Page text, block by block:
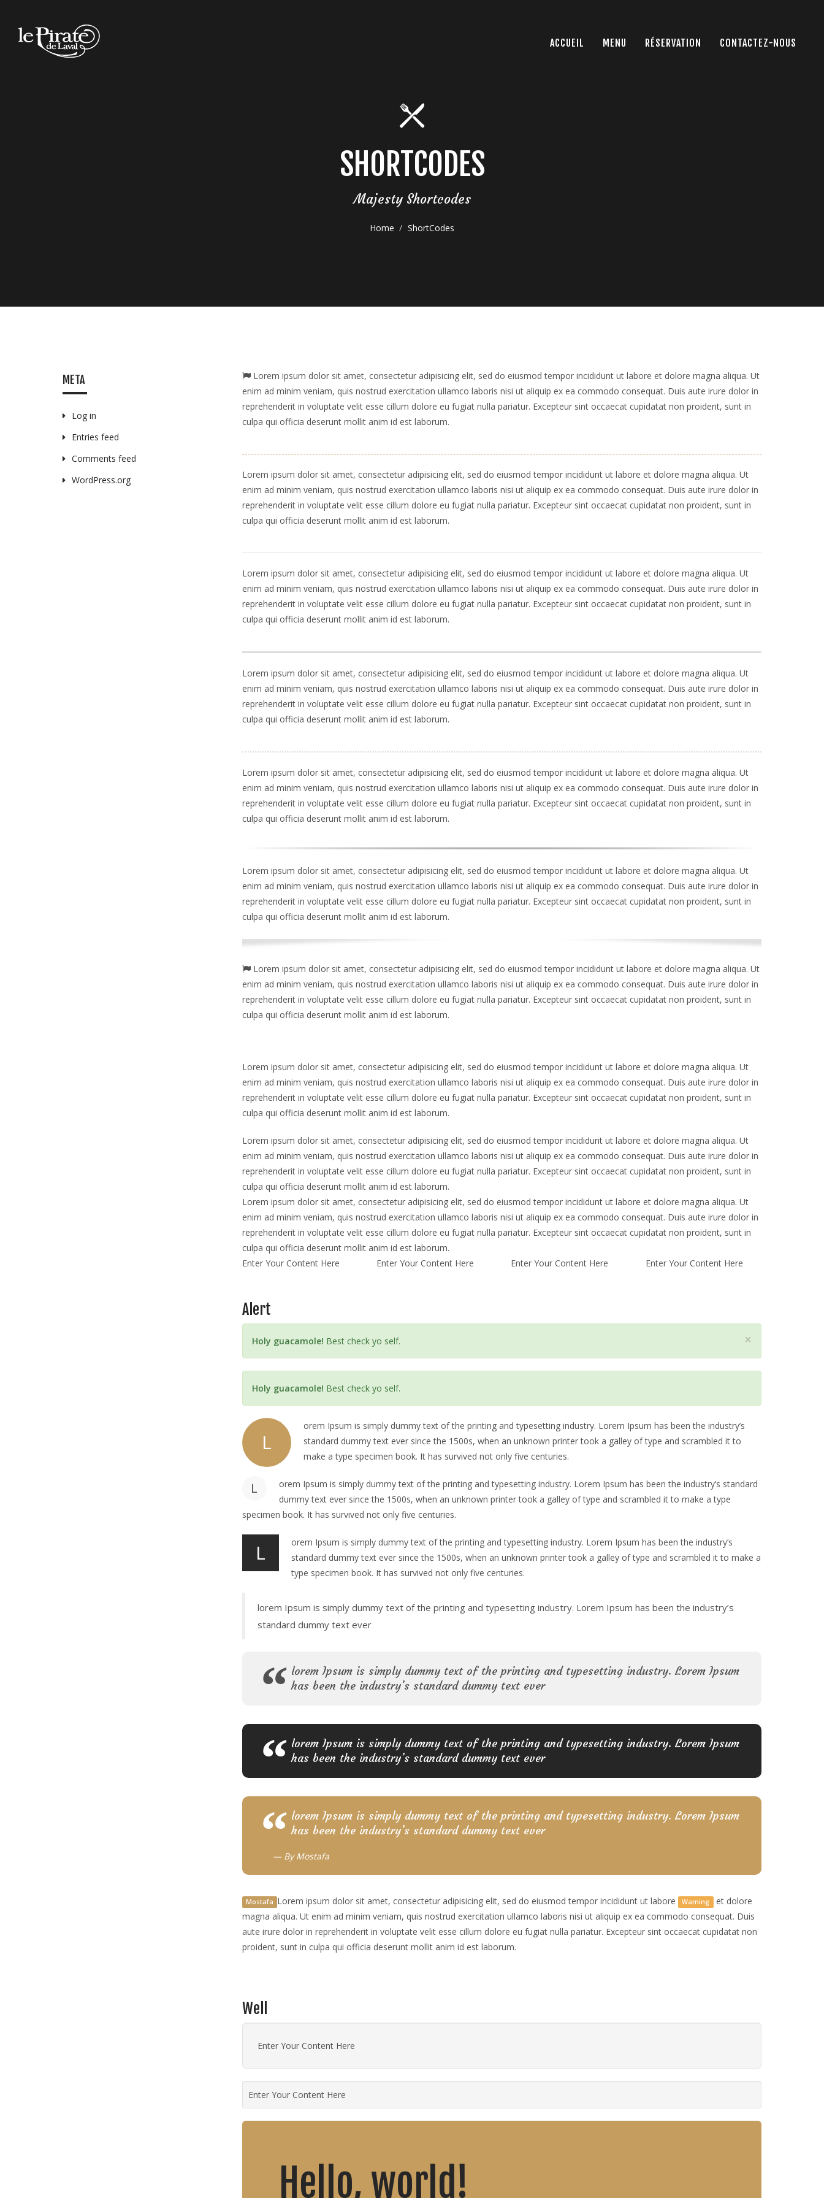
SHORTCODES
Majesty Shortcodes
Home ShortCodes
ACCUEIL MENU RÉSERVATION CONTACTEZ-NOUS
META
Log in
Entries feed
Comments feed
WordPress.org
Lorem ipsum dolor sit amet, consectetur adipisicing elit, sed do eiusmod tempor incididunt ut labore et dolore magna aliqua. Ut
enim ad minim veniam, quis nostrud exercitation ullamco laboris nisi ut aliquip ex ea commodo consequat. Duis aute irure dolor in
reprehenderit in voluptate velit esse cillum dolore eu fugiat nulla pariatur. Excepteur sint occaecat cupidatat non proident, sunt in
culpa qui officia deserunt mollit anim id est laborum.
Lorem ipsum dolor sit amet, consectetur adipisicing elit, sed do eiusmod tempor incididunt ut labore et dolore magna aliqua. Ut
enim ad minim veniam, quis nostrud exercitation ullamco laboris nisi ut aliquip ex ea commodo consequat. Duis aute irure dolor in
reprehenderit in voluptate velit esse cillum dolore eu fugiat nulla pariatur. Excepteur sint occaecat cupidatat non proident, sunt in
culpa qui officia deserunt mollit anim id est laborum.
Lorem ipsum dolor sit amet, consectetur adipisicing elit, sed do eiusmod tempor incididunt ut labore et dolore magna aliqua. Ut
enim ad minim veniam, quis nostrud exercitation ullamco laboris nisi ut aliquip ex ea commodo consequat. Duis aute irure dolor in
reprehenderit in voluptate velit esse cillum dolore eu fugiat nulla pariatur. Excepteur sint occaecat cupidatat non proident, sunt in
culpa qui officia deserunt mollit anim id est laborum.
Lorem ipsum dolor sit amet, consectetur adipisicing elit, sed do eiusmod tempor incididunt ut labore et dolore magna aliqua. Ut
enim ad minim veniam, quis nostrud exercitation ullamco laboris nisi ut aliquip ex ea commodo consequat. Duis aute irure dolor in
reprehenderit in voluptate velit esse cillum dolore eu fugiat nulla pariatur. Excepteur sint occaecat cupidatat non proident, sunt in
culpa qui officia deserunt mollit anim id est laborum.
Lorem ipsum dolor sit amet, consectetur adipisicing elit, sed do eiusmod tempor incididunt ut labore et dolore magna aliqua. Ut
enim ad minim veniam, quis nostrud exercitation ullamco laboris nisi ut aliquip ex ea commodo consequat. Duis aute irure dolor in
reprehenderit in voluptate velit esse cillum dolore eu fugiat nulla pariatur. Excepteur sint occaecat cupidatat non proident, sunt in
culpa qui officia deserunt mollit anim id est laborum.
Lorem ipsum dolor sit amet, consectetur adipisicing elit, sed do eiusmod tempor incididunt ut labore et dolore magna aliqua. Ut
enim ad minim veniam, quis nostrud exercitation ullamco laboris nisi ut aliquip ex ea commodo consequat. Duis aute irure dolor in
reprehenderit in voluptate velit esse cillum dolore eu fugiat nulla pariatur. Excepteur sint occaecat cupidatat non proident, sunt in
culpa qui officia deserunt mollit anim id est laborum.
Lorem ipsum dolor sit amet, consectetur adipisicing elit, sed do eiusmod tempor incididunt ut labore et dolore magna aliqua. Ut
enim ad minim veniam, quis nostrud exercitation ullamco laboris nisi ut aliquip ex ea commodo consequat. Duis aute irure dolor in
reprehenderit in voluptate velit esse cillum dolore eu fugiat nulla pariatur. Excepteur sint occaecat cupidatat non proident, sunt in
culpa qui officia deserunt mollit anim id est laborum.
Lorem ipsum dolor sit amet, consectetur adipisicing elit, sed do eiusmod tempor incididunt ut labore et dolore magna aliqua. Ut
enim ad minim veniam, quis nostrud exercitation ullamco laboris nisi ut aliquip ex ea commodo consequat. Duis aute irure dolor in
reprehenderit in voluptate velit esse cillum dolore eu fugiat nulla pariatur. Excepteur sint occaecat cupidatat non proident, sunt in
culpa qui officia deserunt mollit anim id est laborum.
Lorem ipsum dolor sit amet, consectetur adipisicing elit, sed do eiusmod tempor incididunt ut labore et dolore magna aliqua. Ut
enim ad minim veniam, quis nostrud exercitation ullamco laboris nisi ut aliquip ex ea commodo consequat. Duis aute irure dolor in
reprehenderit in voluptate velit esse cillum dolore eu fugiat nulla pariatur. Excepteur sint occaecat cupidatat non proident, sunt in
culpa qui officia deserunt mollit anim id est laborum.
Lorem ipsum dolor sit amet, consectetur adipisicing elit, sed do eiusmod tempor incididunt ut labore et dolore magna aliqua. Ut
enim ad minim veniam, quis nostrud exercitation ullamco laboris nisi ut aliquip ex ea commodo consequat. Duis aute irure dolor in
reprehenderit in voluptate velit esse cillum dolore eu fugiat nulla pariatur. Excepteur sint occaecat cupidatat non proident, sunt in
culpa qui officia deserunt mollit anim id est laborum.
Enter Your Content Here
Enter Your Content Here Enter Your Content Here Enter Your Content Here
Alert
×
Holy guacamole! Best check yo self.
Holy guacamole! Best check yo self.
L
orem Ipsum is simply dummy text of the printing and typesetting industry. Lorem Ipsum has been the industry’s
standard dummy text ever since the 1500s, when an unknown printer took a galley of type and scrambled it to
make a type specimen book. It has survived not only five centuries.
L
orem Ipsum is simply dummy text of the printing and typesetting industry. Lorem Ipsum has been the industry’s standard
dummy text ever since the 1500s, when an unknown printer took a galley of type and scrambled it to make a type
specimen book. It has survived not only five centuries.
L
orem Ipsum is simply dummy text of the printing and typesetting industry. Lorem Ipsum has been the industry’s
standard dummy text ever since the 1500s, when an unknown printer took a galley of type and scrambled it to make a
type specimen book. It has survived not only five centuries.
lorem Ipsum is simply dummy text of the printing and typesetting industry. Lorem Ipsum has been the industry’s
standard dummy text ever
lorem Ipsum is simply dummy text of the printing and typesetting industry. Lorem Ipsum
has been the industry’s standard dummy text ever
lorem Ipsum is simply dummy text of the printing and typesetting industry. Lorem Ipsum
has been the industry’s standard dummy text ever
lorem Ipsum is simply dummy text of the printing and typesetting industry. Lorem Ipsum
has been the industry’s standard dummy text ever
ByMostafa
Mostafa Lorem ipsum dolor sit amet, consectetur adipisicing elit, sed do eiusmod tempor incididunt ut labore Warning et dolore
magna aliqua. Ut enim ad minim veniam, quis nostrud exercitation ullamco laboris nisi ut aliquip ex ea commodo consequat. Duis
aute irure dolor in reprehenderit in voluptate velit esse cillum dolore eu fugiat nulla pariatur. Excepteur sint occaecat cupidatat non
proident, sunt in culpa qui officia deserunt mollit anim id est laborum.
Well
Enter Your Content Here
Enter Your Content Here
Hello, world!